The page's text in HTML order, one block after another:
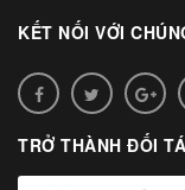
KẾT NỐI VỚI
TRỞ THÀNH ĐỐI